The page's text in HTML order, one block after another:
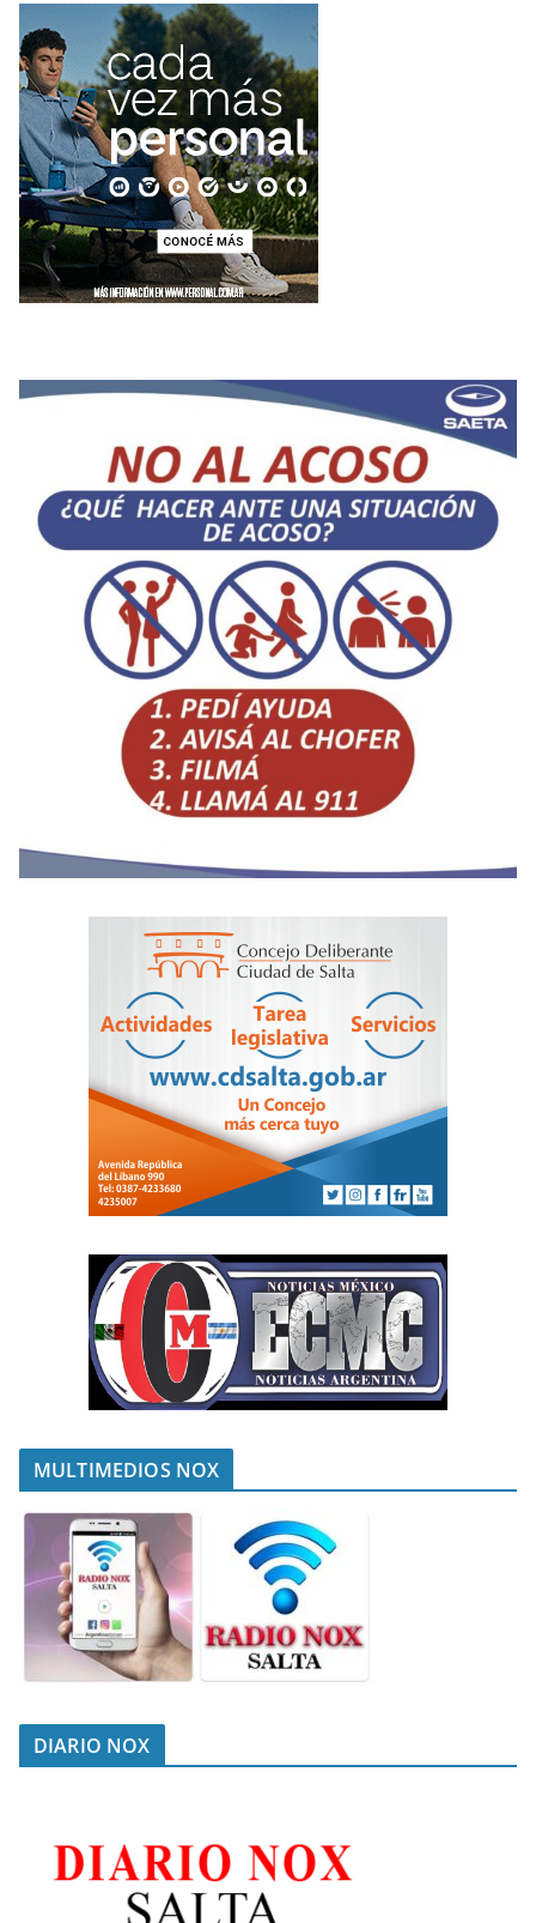
MULTIMEDIOS NOX
DIARIO NOX